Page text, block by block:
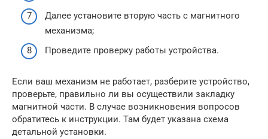
Далее установите вторую часть с магнитного
механизма;
Проведите проверку работы устройства.
Если ваш механизм не работает, разберите устройство,
проверьте, правильно ли вы осуществили закладку
магнитной части. В случае возникновения вопросов
обратитесь к инструкции. Там будет указана схема
детальной установки.